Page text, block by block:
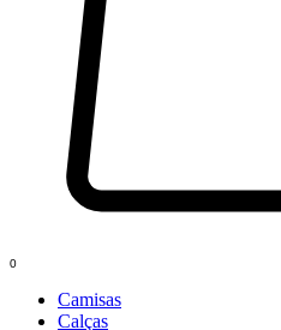
0
Camisas
Calças